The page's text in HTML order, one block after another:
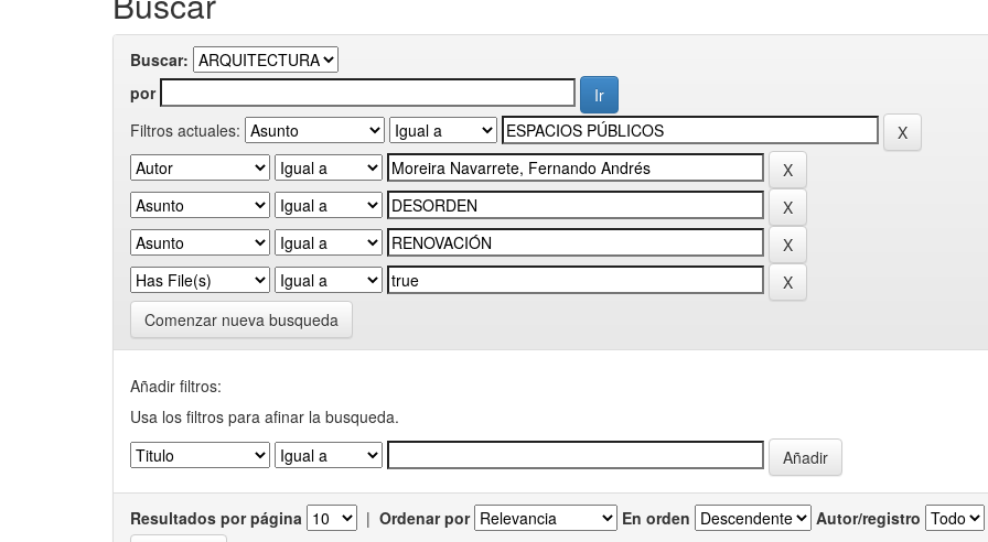
Buscar:
por
Filtros actuales:
Comenzar nueva busqueda
Añadir filtros:
Usa los filtros para afinar la busqueda.
Resultados por página | Ordenar por En orden Autor/registro